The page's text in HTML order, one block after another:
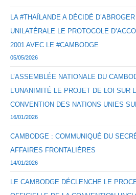
LA #THAÏLANDE A DÉCIDÉ
UNILATÉRALE LE PROTOCOLE
2001 AVEC LE #CAMBODGE
05/05/2026
L’ASSEMBLÉE NATIONALE DU
L’UNANIMITÉ LE PROJET DE LOI SUR
CONVENTION DES NATIONS UNIES
16/01/2026
CAMBODGE : COMMUNIQUÉ DU
AFFAIRES FRONTALIÈRES
14/01/2026
LE CAMBODGE DÉCLENCHE LE